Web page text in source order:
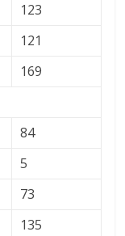
123
121
169
84
5
73
135